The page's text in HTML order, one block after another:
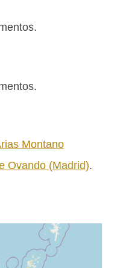
Montano
Ovando (Madrid).